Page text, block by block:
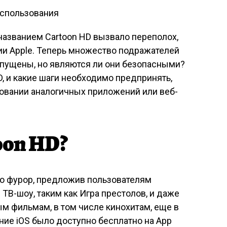
Cartoon HD вызвало переполох,
Apple. Теперь множество подражателей
но являются ли они безопасными?
и какие шаги необходимо предпринять,
аналогичных приложений или веб-
HD?
фурор, предложив пользователям
шоу, таким как Игра престолов, и даже
фильмам, в том числе кинохитам, еще в
iOS было доступно бесплатно на App